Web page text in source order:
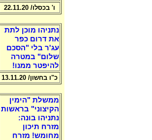
ו' בכסלו/ 22.11.20
נתניהו מוכן לתת
את דרום כפר
עג'ר בלי "הסכם
שלום" במטרה
להיפטר ממנו!
כ"ו בחשון/ 13.11.20
ממשלת "הימין
הקיצוני" בראשות
נתניהו בונה:
מזרח תיכון
מחומש! מזרח